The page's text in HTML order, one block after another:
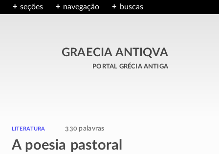
seções navegação buscas
GRAECIA ANTIQVA
portal grécia antiga
literatura 330 palavras
A poesia pastoral